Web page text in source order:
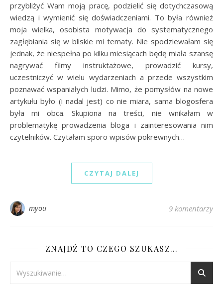
przybliżyć Wam moją pracę, podzielić się dotychczasową
wiedzą i wymienić się doświadczeniami. To była również
moja wielka, osobista motywacja do systematycznego
zagłębiania się w bliskie mi tematy. Nie spodziewałam się
jednak, że niespełna po kilku miesiącach będę miała szansę
nagrywać filmy instruktażowe, prowadzić kursy,
uczestniczyć w wielu wydarzeniach a przede wszystkim
poznawać wspaniałych ludzi. Mimo, że pomysłów na nowe
artykułu było (i nadal jest) co nie miara, sama blogosfera
była mi obca. Skupiona na treści, nie wnikałam w
problematykę prowadzenia bloga i zainteresowania nim
czytelników. Czytałam sporo wpisów pokrewnych…
CZYTAJ DALEJ
myou 9 komentarzy
ZNAJDŹ TO CZEGO SZUKASZ…